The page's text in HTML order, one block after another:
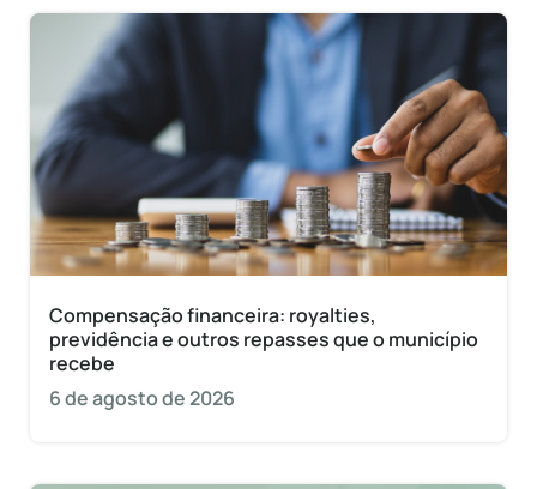
Compensação financeira: royalties,
previdência e outros repasses que o município
recebe
6 de agosto de 2026